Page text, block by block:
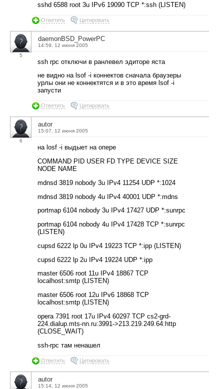
sshd 6588 root 3u IPv6 19090 TCP *:ssh (LISTEN)
Ответить Цитировать
5
daemonBSD_PowerPC
14:59, 12 июня 2005
ssh rpc отключи в ранлевел эдиторе яста
не видно на lsof -i коннектов сначала браузеры
урлы они не коннектятся и в это время lsof -i
запусти
Ответить Цитировать
6
autor
15:07, 12 июня 2005
на losf -i выдыет на опере
COMMAND PID USER FD TYPE DEVICE SIZE
NODE NAME
mdnsd 3819 nobody 3u IPv4 11254 UDP *:1024
mdnsd 3819 nobody 4u IPv4 40001 UDP *:mdns
portmap 6104 nobody 3u IPv4 17427 UDP *:sunrpc
portmap 6104 nobody 4u IPv4 17428 TCP *:sunrpc
(LISTEN)
cupsd 6222 lp 0u IPv4 19223 TCP *:ipp (LISTEN)
cupsd 6222 lp 2u IPv4 19224 UDP *:ipp
master 6506 root 11u IPv4 18867 TCP
localhost:smtp (LISTEN)
master 6506 root 12u IPv6 18868 TCP
localhost:smtp (LISTEN)
opera 7391 root 17u IPv4 60297 TCP cs2-grd-
224.dialup.mts-nn.ru:3991->213.219.249.64:http
(CLOSE_WAIT)
ssh-rpc там ненашел
Ответить Цитировать
autor
15:14, 12 июня 2005